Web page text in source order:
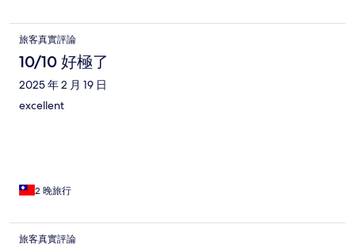
旅客真實評論
10/10 好極了
2025 年 2 月 19 日
excellent
2 晚旅行
旅客真實評論